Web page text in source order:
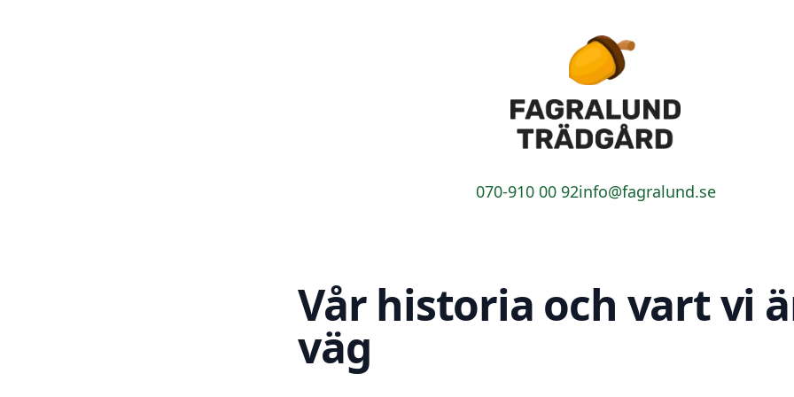
Fagralund Trädgård
070-910 00 92info@fagralund.se
Vår historia och vart vi
väg